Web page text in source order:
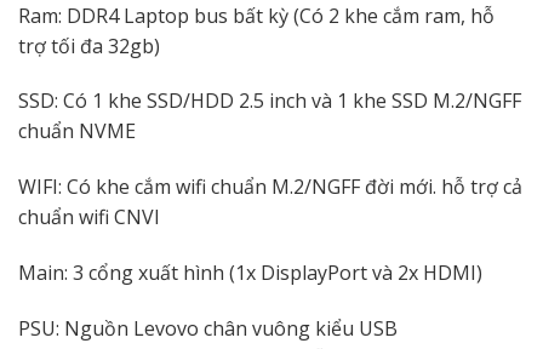
Ram: DDR4 Laptop bus bất kỳ (Có 2 khe cắm ram, hỗ
trợ tối đa 32gb)
SSD: Có 1 khe SSD/HDD 2.5 inch và 1 khe SSD M.2/NGFF
chuẩn NVME
WIFI: Có khe cắm wifi chuẩn M.2/NGFF đời mới. hỗ trợ cả
chuẩn wifi CNVI
Main: 3 cổng xuất hình (1x DisplayPort và 2x HDMI)
PSU: Nguồn Levovo chân vuông kiểu USB